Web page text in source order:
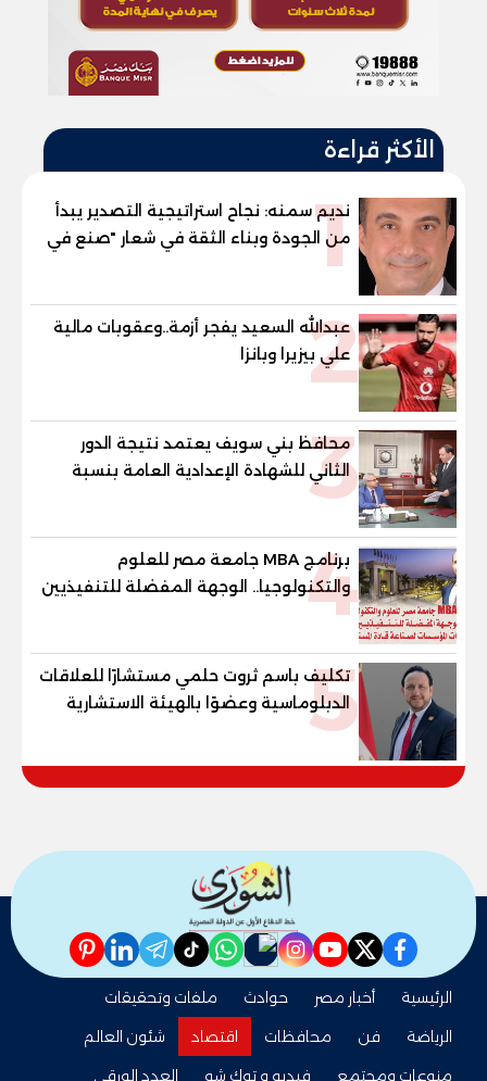
الأكثر قراءة
1
نديم سمنه: نجاح استراتيجية التصدير يبدأ
من الجودة وبناء الثقة في شعار "صنع في
مصر"
2
عبدالله السعيد يفجر أزمة..وعقوبات مالية
علي بيزيرا وبانزا
3
محافظ بني سويف يعتمد نتيجة الدور
الثاني للشهادة الإعدادية العامة بنسبة
والنور للمكفوفين
4
برنامج MBA جامعة مصر للعلوم
والتكنولوجيا.. الوجهة المفضلة للتنفيذيين
وقيادات المؤسسات لصناعة قادة
5
تكليف باسم ثروت حلمي مستشارًا للعلاقات
الدبلوماسية وعضوًا بالهيئة الاستشارية
العليا لمنظمة «جاد جمينت يوإن»
facebook
twitter
youtube
instagram
nabd
whatsapp
tiktok
telegram
linkedin
pinterest
الرئيسية أخبار مصر حوادث
ملفات وتحقيقات
الرياضة
فن محافظات اقتصاد
شئون العالم
منوعات ومجتمع
فيديو و توك شو العدد الورقي